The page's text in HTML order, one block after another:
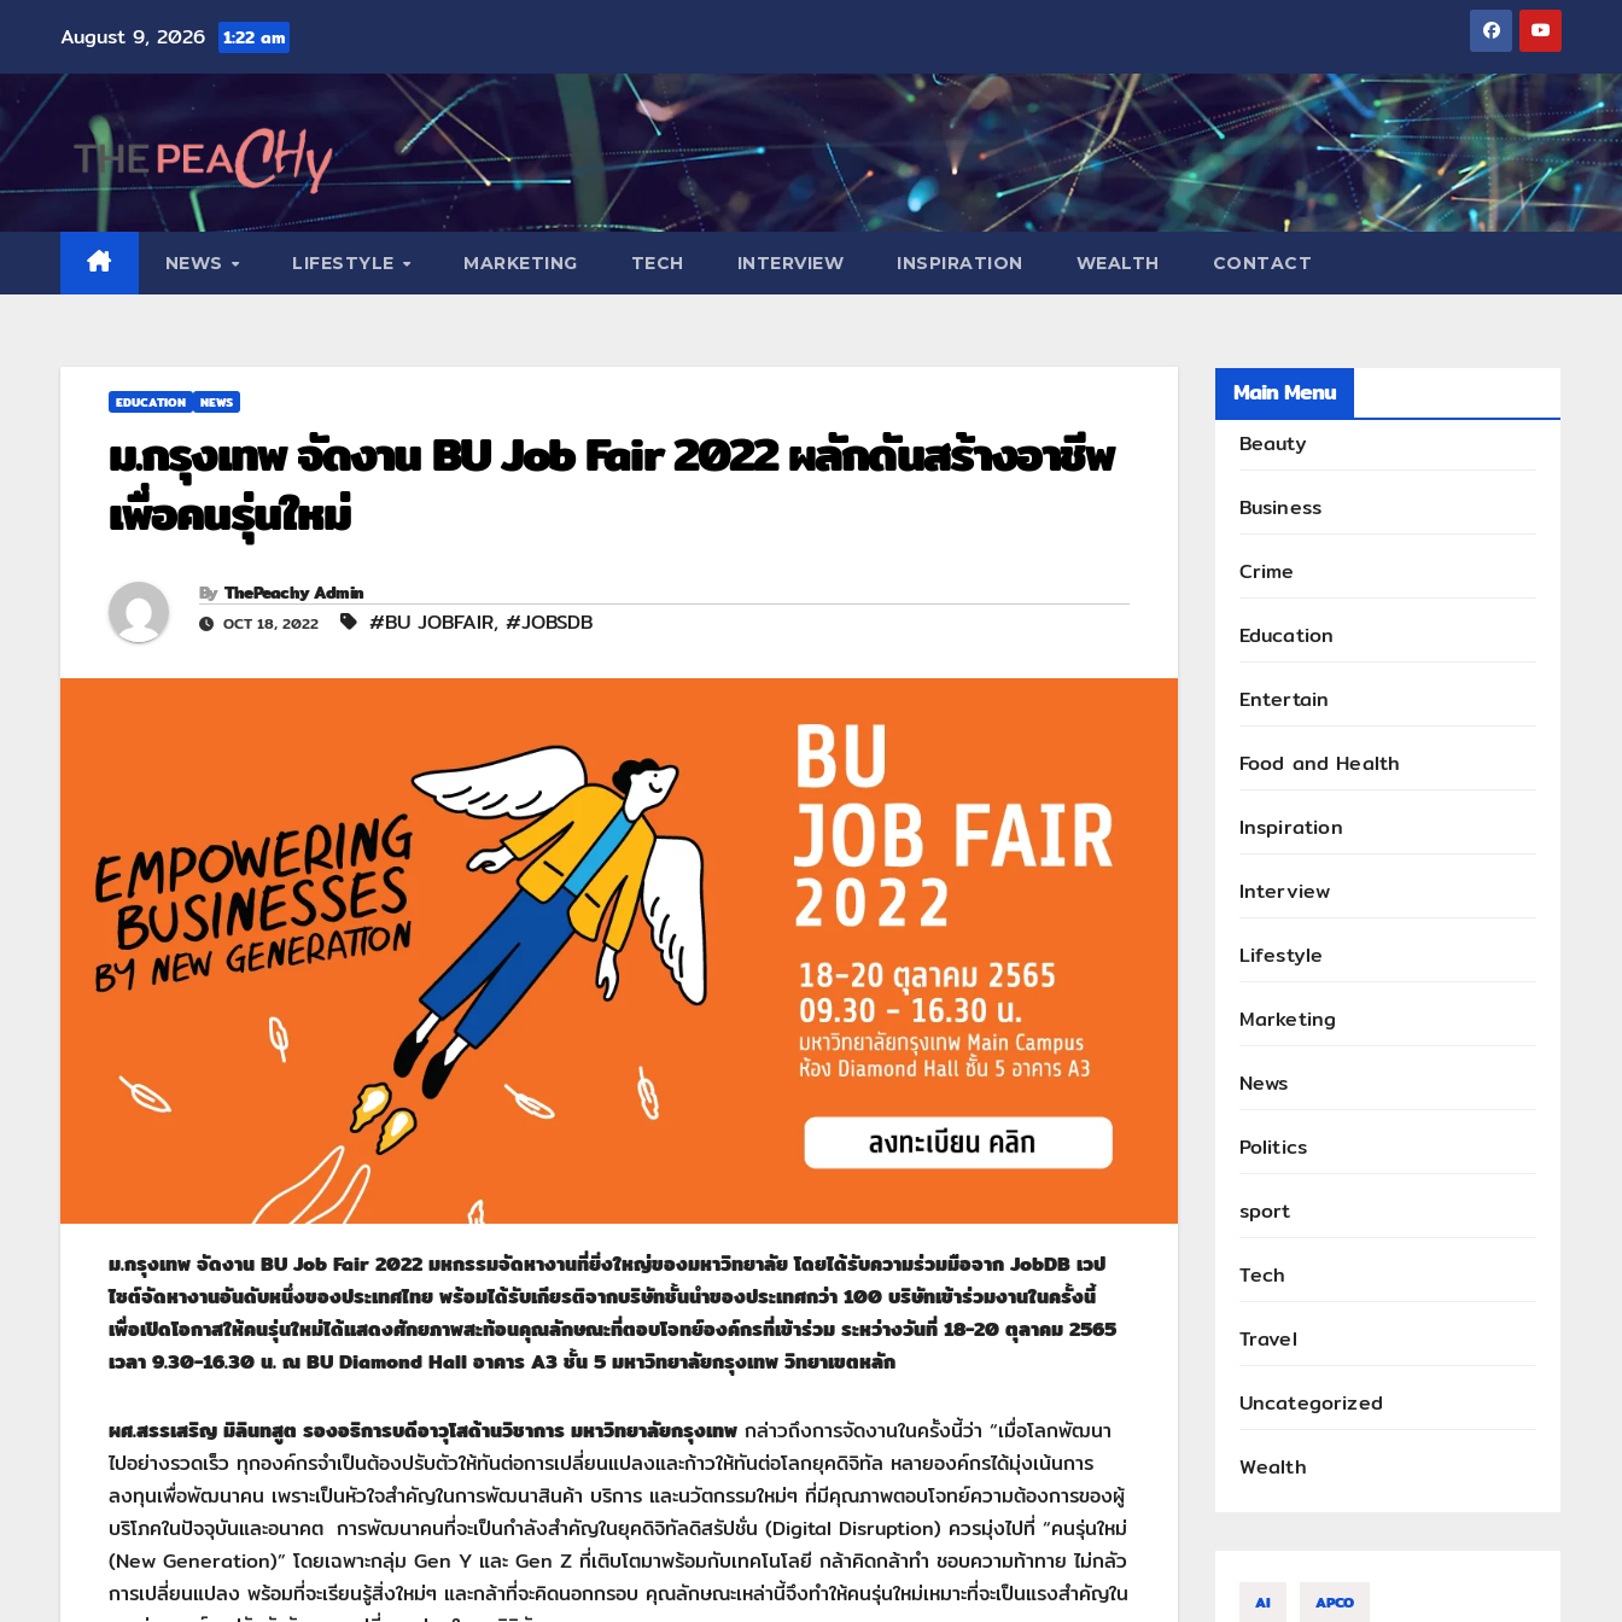
August 9, 2026 1:22 am
NEWS LIFESTYLE MARKETING TECH INTERVIEW INSPIRATION WEALTH CONTACT
EDUCATION NEWS
ม.กรุงเทพ จัดงาน BU Job Fair 2022 ผลักดันสร้างอาชีพ
เพื่อคนรุ่นใหม่
By ThePeachy Admin
OCT 18, 2022 #BU JOBFAIR, #JOBSDB
ม.กรุงเทพ จัดงาน BU Job Fair 2022 มหกรรมจัดหางานที่ยิ่งใหญ่ของมหาวิทยาลัย โดยได้รับความร่วมมือจาก JobDB เวป
ไซต์จัดหางานอันดับหนึ่งของประเทศไทย พร้อมได้รับเกียรติจากบริษัทชั้นนำของประเทศกว่า 100 บริษัทเข้าร่วมงานในครั้งนี้
เพื่อเปิดโอกาสให้คนรุ่นใหม่ได้แสดงศักยภาพสะท้อนคุณลักษณะที่ตอบโจทย์องค์กรที่เข้าร่วม ระหว่างวันที่ 18-20 ตุลาคม 2565
เวลา 9.30-16.30 น. ณ BU Diamond Hall อาคาร A3 ชั้น 5 มหาวิทยาลัยกรุงเทพ วิทยาเขตหลัก
ผศ.สรรเสริญ มิลินทสูต รองอธิการบดีอาวุโสด้านวิชาการ มหาวิทยาลัยกรุงเทพ กล่าวถึงการจัดงานในครั้งนี้ว่า “เมื่อโลกพัฒนา
ไปอย่างรวดเร็ว ทุกองค์กรจำเป็นต้องปรับตัวให้ทันต่อการเปลี่ยนแปลงและก้าวให้ทันต่อโลกยุคดิจิทัล หลายองค์กรได้มุ่งเน้นการ
ลงทุนเพื่อพัฒนาคน เพราะเป็นหัวใจสำคัญในการพัฒนาสินค้า บริการ และนวัตกรรมใหม่ๆ ที่มีคุณภาพตอบโจทย์ความต้องการของผู้
บริโภคในปัจจุบันและอนาคต การพัฒนาคนที่จะเป็นกำลังสำคัญในยุคดิจิทัลดิสรัปชั่น (Digital Disruption) ควรมุ่งไปที่ “คนรุ่นใหม่
(New Generation)” โดยเฉพาะกลุ่ม Gen Y และ Gen Z ที่เติบโตมาพร้อมกับเทคโนโลยี กล้าคิดกล้าทำ ชอบความท้าทาย ไม่กลัว
การเปลี่ยนแปลง พร้อมที่จะเรียนรู้สิ่งใหม่ๆ และกล้าที่จะคิดนอกกรอบ คุณลักษณะเหล่านี้จึงทำให้คนรุ่นใหม่เหมาะที่จะเป็นแรงสำคัญใน
Main Menu
Beauty
Business
Crime
Education
Entertain
Food and Health
Inspiration
Interview
Lifestyle
Marketing
News
Politics
sport
Tech
Travel
Uncategorized
Wealth
AI APCO